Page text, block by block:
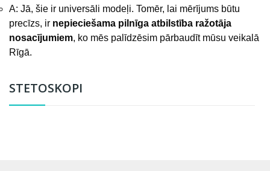
STETOSKOPI
A: Jā, šie ir universāli modeļi. Tomēr, lai mērījums būtu
precīzs, ir nepieciešama pilnīga atbilstība ražotāja
nosacījumiem, ko mēs palīdzēsim pārbaudīt mūsu veikalā
Rīgā.